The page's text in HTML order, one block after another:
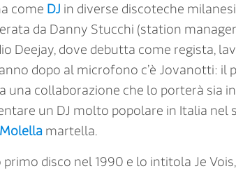
come DJ in diverse discoteche
da Danny Stucchi (station
Deejay, dove debutta come regista,
dopo al microfono c’è Jovanotti: il
una collaborazione che lo porterà sia
un DJ molto popolare in Italia nel
Molellamartella.
disco nel 1990 e lo intitola Je